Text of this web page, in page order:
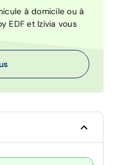
à domicile ou à
EDF et Izivia vous